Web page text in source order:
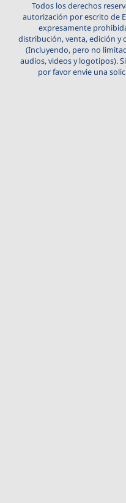
Todos los derechos
autorización por escrito de
expresamente
distribución, venta, edición y
(Incluyendo, pero no
audios, videos y logotipos).
por favor envie una